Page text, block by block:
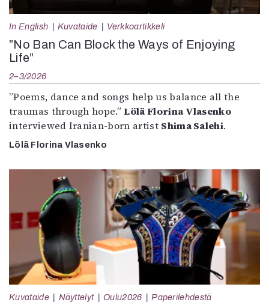
In English Kuvataide Verkkoartikkeli
”No Ban Can Block the Ways of Enjoying
Life”
2–3/2026
”Poems, dance and songs help us balance all the
traumas through hope.”Lölä Florina Vlasenko
interviewed Iranian-born artist Shima Salehi.
Lölä Florina Vlasenko
Kuvataide Näyttelyt Oulu2026 Paperilehdestä